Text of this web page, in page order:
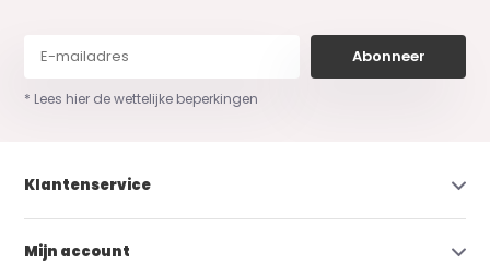
Abonneer
* Lees hier de wettelijke beperkingen
Klantenservice
Mijn account